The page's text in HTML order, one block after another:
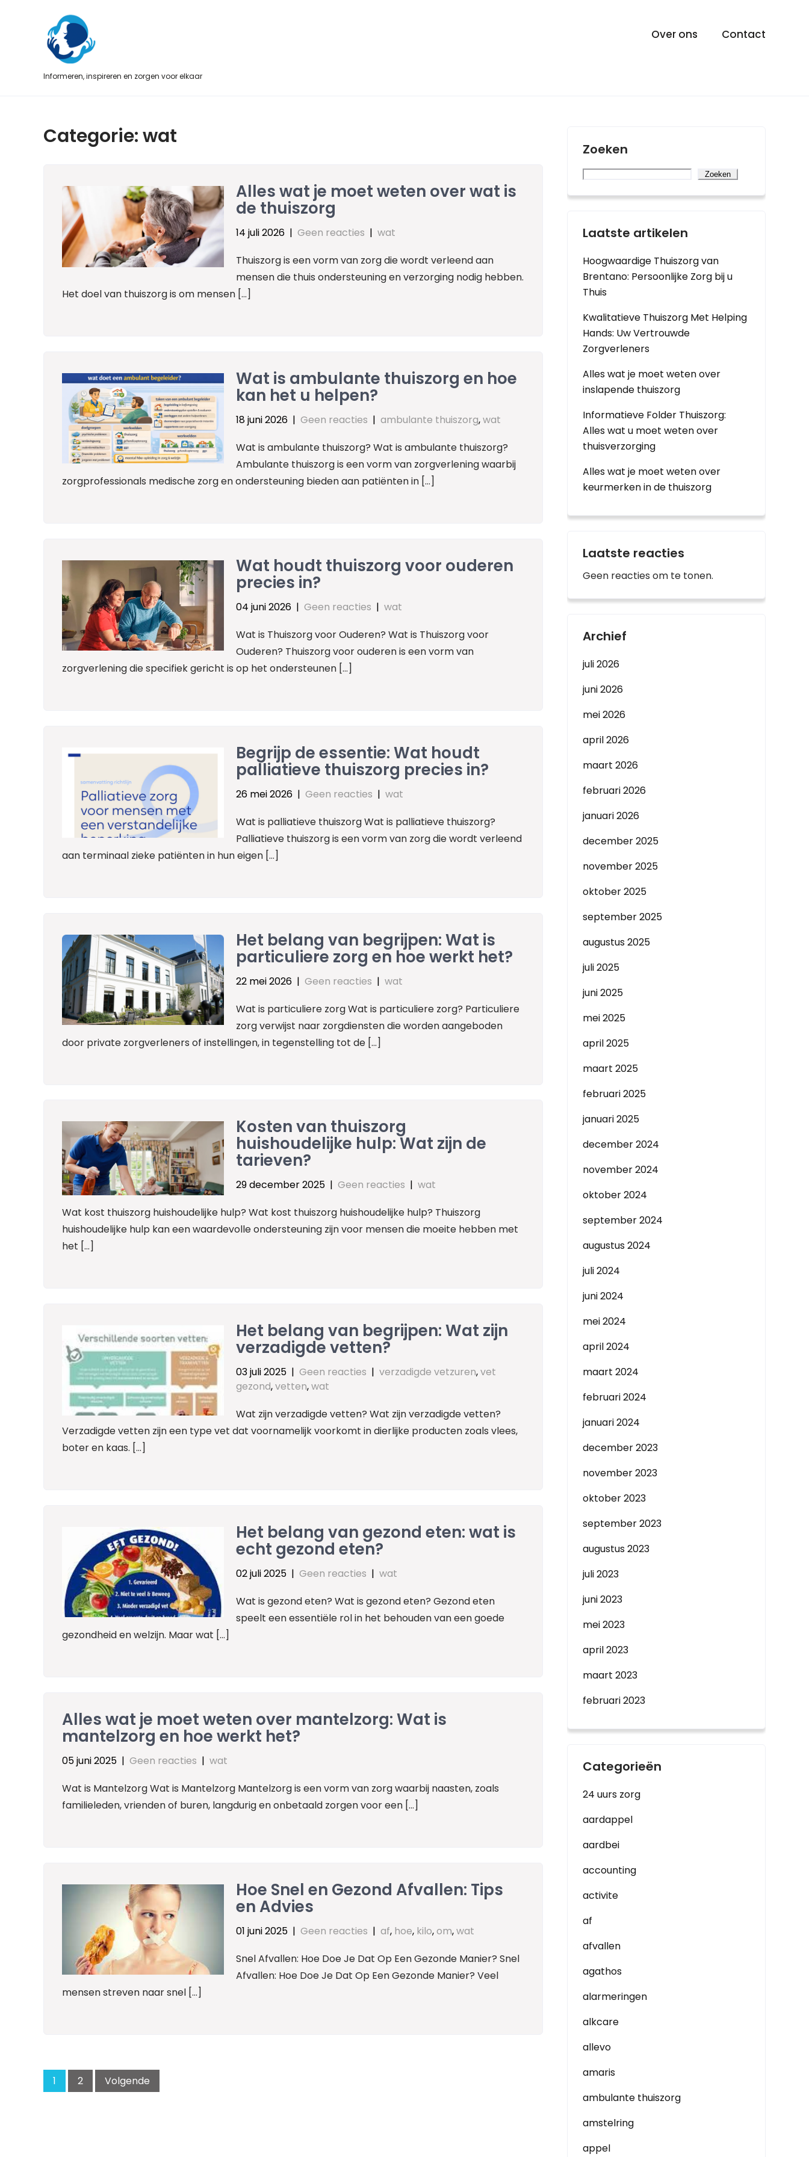
Informeren, inspireren en zorgen voor elkaar
Over ons Contact
Categorie:wat
Alles wat je moet weten over wat is
de thuiszorg
14 juli 2026 | Geen reacties | wat
Thuiszorg is een vorm van zorg die wordt verleend aan
mensen die thuis ondersteuning en verzorging nodig hebben.
Het doel van thuiszorg is om mensen […]
Wat is ambulante thuiszorg en hoe
kan het u helpen?
18 juni 2026 | Geen reacties | ambulante thuiszorg,wat
Wat is ambulante thuiszorg? Wat is ambulante thuiszorg?
Ambulante thuiszorg is een vorm van zorgverlening waarbij
zorgprofessionals medische zorg en ondersteuning bieden aan patiënten in […]
Wat houdt thuiszorg voor ouderen
precies in?
04 juni 2026 | Geen reacties | wat
Wat is Thuiszorg voor Ouderen? Wat is Thuiszorg voor
Ouderen? Thuiszorg voor ouderen is een vorm van
zorgverlening die specifiek gericht is op het ondersteunen […]
Begrijp de essentie: Wat houdt
palliatieve thuiszorg precies in?
26 mei 2026 | Geen reacties | wat
Wat is palliatieve thuiszorg Wat is palliatieve thuiszorg?
Palliatieve thuiszorg is een vorm van zorg die wordt verleend
aan terminaal zieke patiënten in hun eigen […]
Het belang van begrijpen: Wat is
particuliere zorg en hoe werkt het?
22 mei 2026 | Geen reacties | wat
Wat is particuliere zorg Wat is particuliere zorg? Particuliere
zorg verwijst naar zorgdiensten die worden aangeboden
door private zorgverleners of instellingen, in tegenstelling tot de […]
Kosten van thuiszorg
huishoudelijke hulp: Wat zijn de
tarieven?
29 december 2025 | Geen reacties | wat
Wat kost thuiszorg huishoudelijke hulp? Wat kost thuiszorg huishoudelijke hulp? Thuiszorg
huishoudelijke hulp kan een waardevolle ondersteuning zijn voor mensen die moeite hebben met
het […]
Het belang van begrijpen: Wat zijn
verzadigde vetten?
03 juli 2025 | Geen reacties | verzadigde vetzuren,vet
gezond,vetten,wat
Wat zijn verzadigde vetten? Wat zijn verzadigde vetten?
Verzadigde vetten zijn een type vet dat voornamelijk voorkomt in dierlijke producten zoals vlees,
boter en kaas. […]
Het belang van gezond eten: wat is
echt gezond eten?
02 juli 2025 | Geen reacties | wat
Wat is gezond eten? Wat is gezond eten? Gezond eten
speelt een essentiële rol in het behouden van een goede
gezondheid en welzijn. Maar wat […]
Alles wat je moet weten over mantelzorg: Wat is
mantelzorg en hoe werkt het?
05 juni 2025 | Geen reacties | wat
Wat is Mantelzorg Wat is Mantelzorg Mantelzorg is een vorm van zorg waarbij naasten, zoals
familieleden, vrienden of buren, langdurig en onbetaald zorgen voor een […]
Hoe Snel en Gezond Afvallen: Tips
en Advies
01 juni 2025 | Geen reacties | af, hoe, kilo,om,wat
Snel Afvallen: Hoe Doe Je Dat Op Een Gezonde Manier? Snel
Afvallen: Hoe Doe Je Dat Op Een Gezonde Manier? Veel
mensen streven naar snel […]
pagination
1 2 Volgende
Zoeken
Zoeken
Laatste artikelen
Hoogwaardige Thuiszorg van
Brentano: Persoonlijke Zorg bij u
Thuis
Kwalitatieve Thuiszorg Met Helping
Hands: Uw Vertrouwde
Zorgverleners
Alles wat je moet weten over
inslapende thuiszorg
Informatieve Folder Thuiszorg:
Alles wat u moet weten over
thuisverzorging
Alles wat je moet weten over
keurmerken in de thuiszorg
Laatste reacties
Geen reacties om te tonen.
Archief
juli 2026
juni 2026
mei 2026
april 2026
maart 2026
februari 2026
januari 2026
december 2025
november 2025
oktober 2025
september 2025
augustus 2025
juli 2025
juni 2025
mei 2025
april 2025
maart 2025
februari 2025
januari 2025
december 2024
november 2024
oktober 2024
september 2024
augustus 2024
juli 2024
juni 2024
mei 2024
april 2024
maart 2024
februari 2024
januari 2024
december 2023
november 2023
oktober 2023
september 2023
augustus 2023
juli 2023
juni 2023
mei 2023
april 2023
maart 2023
februari 2023
Categorieën
24 uurs zorg
aardappel
aardbei
accounting
activite
af
afvallen
agathos
alarmeringen
alkcare
allevo
amaris
ambulante thuiszorg
amstelring
appel